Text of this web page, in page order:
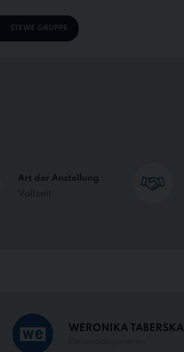
STEWE GRUPPE
Art der Anstellung
Vollzeit
WERONIKA TABERSKA